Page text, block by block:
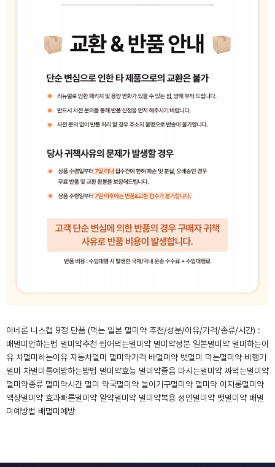
아네론 니스캡 9정 단품 (먹는 일본 멀미약 추천/성분/이유/가격/종류/시간) :
배멀미안하는법 멀미약추천 씹어먹는멀미약 멀미약성분 일본멀미약 멀미하는이
유 차멀미하는이유 자동차멀미 멀미약가격 배멀미약 뱃멀미 먹는멀미약 비행기
멀미 차멀미를예방하는방법 멀미약효능 멀미약졸음 마시는멀미약 짜먹는멀미약
멀미약종류 멀미약시간 멀미 약국멀미약 놀이기구멀미약 멀미약 이지롱멀미약
액상멀미약 효과빠른멀미약 알약멀미약 멀미약복용 성인멀미약 뱃멀미약 배멀
미예방법 배멀미예방